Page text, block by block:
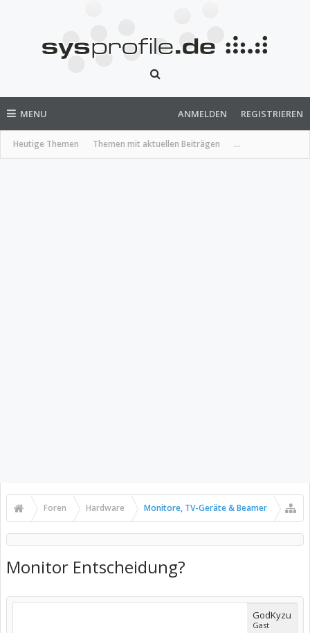
MENU
Heutige Themen Themen mit aktuellen Beiträgen ...
ANMELDEN REGISTRIEREN
Foren Hardware Monitore, TV-Geräte & Beamer
Monitor Entscheidung?
GodKyzu
Gast